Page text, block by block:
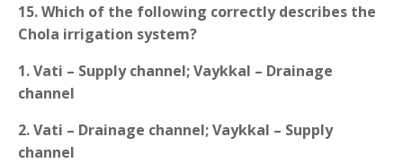
15. Which of the following correctly describes the
Chola irrigation system?
1. Vati – Supply channel; Vaykkal – Drainage
channel
2. Vati – Drainage channel; Vaykkal – Supply
channel